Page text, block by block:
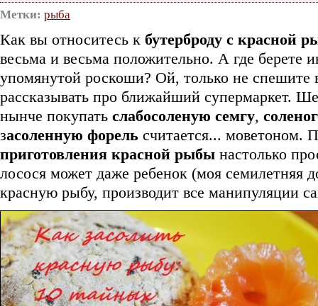
Метки: рыба
Как вы относитесь к бутерброду с красной
весьма и весьма положительно. А где берете
упомянутой роскоши? Ой, только не спешите
рассказывать про ближайший супермаркет.
нынче покупать слабосоленую семгу,
засоленную форель считается... моветоном.
приготовления красной рыбы настолько
лосося может даже ребенок (моя семилетняя
красную рыбу, производит все манипуляции